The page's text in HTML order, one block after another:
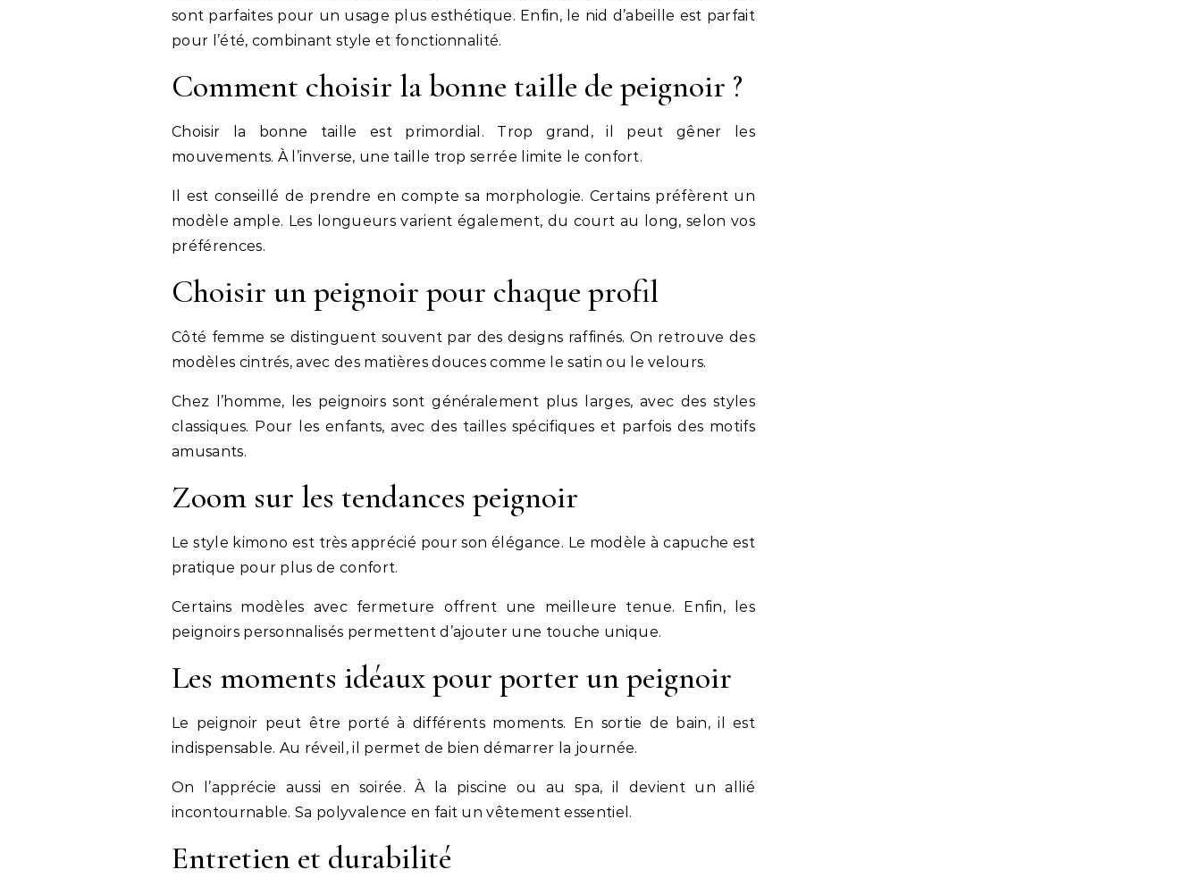
sont parfaites pour un usage plus esthétique. Enfin, le nid d’abeille est parfait
pour l’été, combinant style et fonctionnalité.
Comment choisir la bonne taille de peignoir ?
Choisir la bonne taille est primordial. Trop grand, il peut gêner les
mouvements. À l’inverse, une taille trop serrée limite le confort.
Il est conseillé de prendre en compte sa morphologie. Certains préfèrent un
modèle ample. Les longueurs varient également, du court au long, selon vos
préférences.
Choisir un peignoir pour chaque profil
Côté femme se distinguent souvent par des designs raffinés. On retrouve des
modèles cintrés, avec des matières douces comme le satin ou le velours.
Chez l’homme, les peignoirs sont généralement plus larges, avec des styles
classiques. Pour les enfants, avec des tailles spécifiques et parfois des motifs
amusants.
Zoom sur les tendances peignoir
Le style kimono est très apprécié pour son élégance. Le modèle à capuche est
pratique pour plus de confort.
Certains modèles avec fermeture offrent une meilleure tenue. Enfin, les
peignoirs personnalisés permettent d’ajouter une touche unique.
Les moments idéaux pour porter un peignoir
Le peignoir peut être porté à différents moments. En sortie de bain, il est
indispensable. Au réveil, il permet de bien démarrer la journée.
On l’apprécie aussi en soirée. À la piscine ou au spa, il devient un allié
incontournable. Sa polyvalence en fait un vêtement essentiel.
Entretien et durabilité